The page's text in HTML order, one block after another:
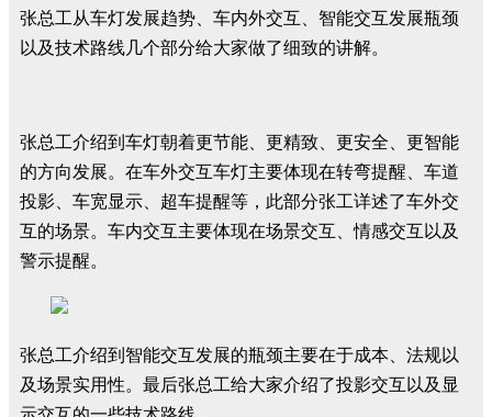
张总工从车灯发展趋势、车内外交互、智能交互发展瓶颈
以及技术路线几个部分给大家做了细致的讲解。
张总工介绍到车灯朝着更节能、更精致、更安全、更智能
的方向发展。在车外交互车灯主要体现在转弯提醒、车道
投影、车宽显示、超车提醒等，此部分张工详述了车外交
互的场景。车内交互主要体现在场景交互、情感交互以及
警示提醒。
张总工介绍到智能交互发展的瓶颈主要在于成本、法规以
及场景实用性。最后张总工给大家介绍了投影交互以及显